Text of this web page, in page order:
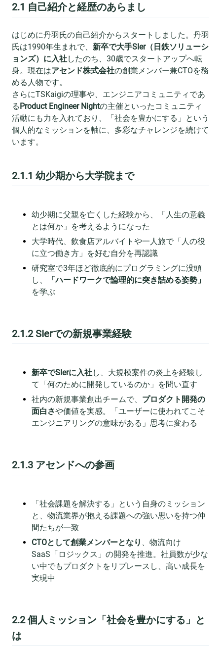
2.1 自己紹介と経歴のあらまし
はじめに丹羽氏の自己紹介からスタートしました。丹羽
氏は1990年生まれで、 新卒で大手SIer（日鉄ソリューシ
ョンズ）に入社したのち、30歳でスタートアップへ転
身。現在はアセンド株式会社の創業メンバー兼CTOを務
める人物です。
さらにTSKaigiの理事や、エンジニアコミュニティであ
るProduct Engineer Nightの主催といったコミュニティ
活動にも力を入れており、「社会を豊かにする」という
個人的なミッションを軸に、多彩なチャレンジを続けて
います。
2.1.1 幼少期から大学院まで
幼少期に父親を亡くした経験から、「人生の意義
とは何か」を考えるようになった
大学時代、飲食店アルバイトや一人旅で「人の役
に立つ働き方」を好む自分を再認識
研究室で3年ほど徹底的にプログラミングに没頭
し、
「ハードワークで論理的に突き詰める姿勢」
を学ぶ
2.1.2 SIerでの新規事業経験
新卒でSIerに入社し、大規模案件の炎上を経験し
て「何のために開発しているのか」を問い直す
社内の新規事業創出チームで、 プロダクト開発の
面白さや価値を実感。「ユーザーに使われてこそ
エンジニアリングの意味がある」思考に変わる
2.1.3 アセンドへの参画
「社会課題を解決する」という自身のミッション
と、物流業界が抱える課題への強い思いを持つ仲
間たちが一致
CTOとして創業メンバーとなり
、物流向け
SaaS「ロジックス」の開発を推進。社員数が少な
い中でもプロダクトをリプレースし、高い成長を
実現中
2.2 個人ミッション「社会を豊かにする」と
は